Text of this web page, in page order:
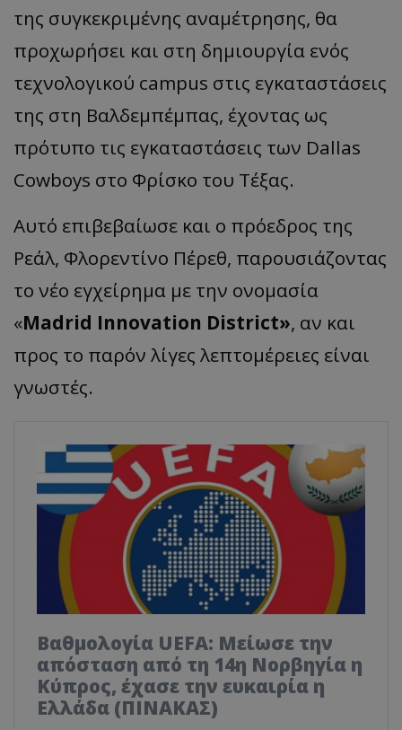
της συγκεκριμένης αναμέτρησης, θα
προχωρήσει και στη δημιουργία ενός
τεχνολογικού campus στις εγκαταστάσεις
της στη Βαλδεμπέμπας, έχοντας ως
πρότυπο τις εγκαταστάσεις των Dallas
Cowboys στο Φρίσκο του Τέξας.
Αυτό επιβεβαίωσε και ο πρόεδρος της
Ρεάλ, Φλορεντίνο Πέρεθ, παρουσιάζοντας
το νέο εγχείρημα με την ονομασία
«Madrid Innovation District», αν και
προς το παρόν λίγες λεπτομέρειες είναι
γνωστές.
Βαθμολογία UEFA: Μείωσε την
απόσταση από τη 14η Νορβηγία η
Κύπρος, έχασε την ευκαιρία η
Ελλάδα (ΠΙΝΑΚΑΣ)